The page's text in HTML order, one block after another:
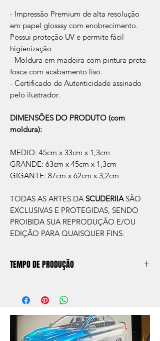
- Impressão Premium de alta resolução
em papel glosssy com enobrecimento.
Possui proteção UV e permite fácil
higienização
- Moldura em madeira com pintura preta
fosca com acabamento liso.
- Certificado de Autenticidade assinado
pelo ilustrador.
DIMENSÕES DO PRODUTO (com
moldura):
MEDIO: 45cm x 33cm x 1,3cm
GRANDE: 63cm x 45cm x 1,3cm
GIGANTE: 87cm x 62cm x 3,2cm
TODAS AS ARTES DA SCUDERIIA SÃO
EXCLUSIVAS E PROTEGIDAS, SENDO
PROIBIDA SUA REPRODUÇÃO E/OU
EDIÇÃO PARA QUAISQUER FINS.
TEMPO DE PRODUÇÃO
aprox. 5 dias úteis, após a confirmação de
compra.
Após a produçao, seguimos com o envio
no endereço que nos for informado na
compra ou disponibilizaremos para retirada